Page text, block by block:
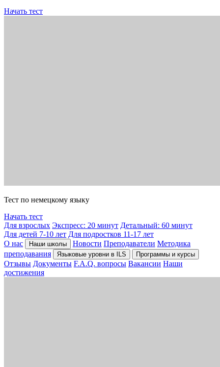
Начать тест
Тест по немецкому языку
Начать тест
Для взрослых Экспресс: 20 минут Детальный: 60 минут
Для детей 7-10 лет Для подростков 11-17 лет
О нас
Наши школы Новости Преподаватели Методика
преподавания
Языковые уровни в ILS Программы и курсы
Отзывы Документы F.A.Q. вопросы Вакансии Наши
достижения